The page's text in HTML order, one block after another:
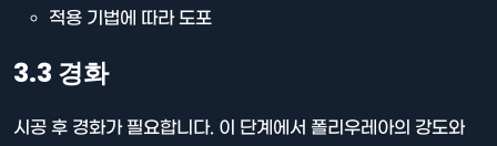
적용 기법에 따라 도포
3.3 경화
시공 후 경화가 필요합니다. 이 단계에서 폴리우레아의 강도와